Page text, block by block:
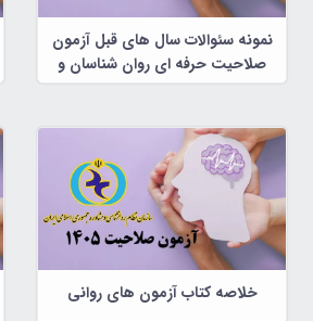
نمونه سئوالات سال های قبل آزمون
صلاحیت حرفه ای روان شناسان و
مشاوران
خلاصه کتاب آزمون های روانی